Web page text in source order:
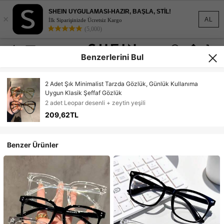
AL
×
SHEIN UYGULAMASI-HAZIR, BAŞLA, STİL!
İlk Siparişinizde Ücretsiz Kargo
(5,000)
Benzerlerini Bul
2 Adet Şık Minimalist Tarzda Gözlük, Günlük Kullanıma
Uygun Klasik Şeffaf Gözlük
2 adet Leopar desenli + zeytin yeşili
209,62TL
Benzer Ürünler